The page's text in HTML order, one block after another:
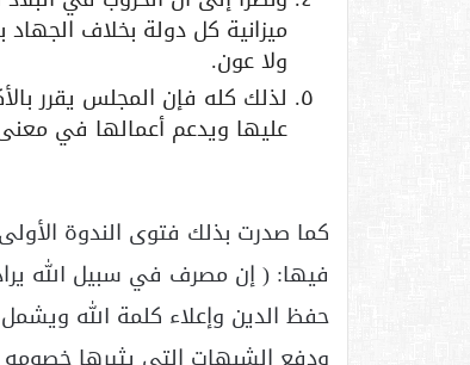
ميزانية كل دولة بخلاف
ولا عون.
لذلك كله فإن المجلس يقرر
عليها ويدعم أعمالها في
كما صدرت بذلك فتوى الندوة
فيها: ( إن مصرف في سبيل الله
حفظ الدين وإعلاء كلمة الله